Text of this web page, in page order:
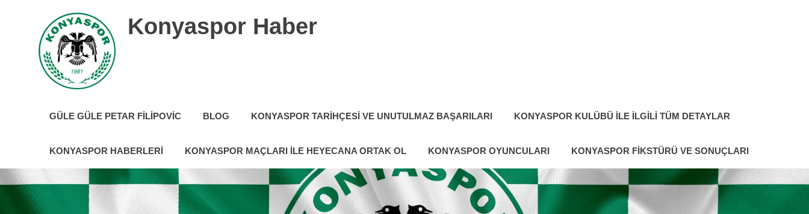
Konyaspor Haber
tümGÜLE GÜLE PETAR FILIPOVIC BLOG KONYASPOR TARIHÇESI VE UNUTULMAZ BAŞARILARI KONYASPOR KULÜBÜ ILE İLGILI TÜM DETAYLAR
KONYASPOR HABERLERI KONYASPOR MAÇLARI ILE HEYECANA ORTAK OL KONYASPOR OYUNCULARI KONYASPOR FIKSTÜRÜ VE SONUÇLARI